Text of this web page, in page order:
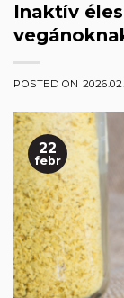
Inaktív
POSTED ON
22
febr